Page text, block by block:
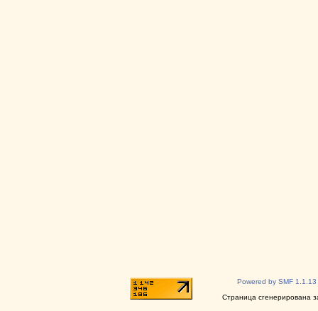
Powered by SMF 1.1.13
Страница сгенерирована